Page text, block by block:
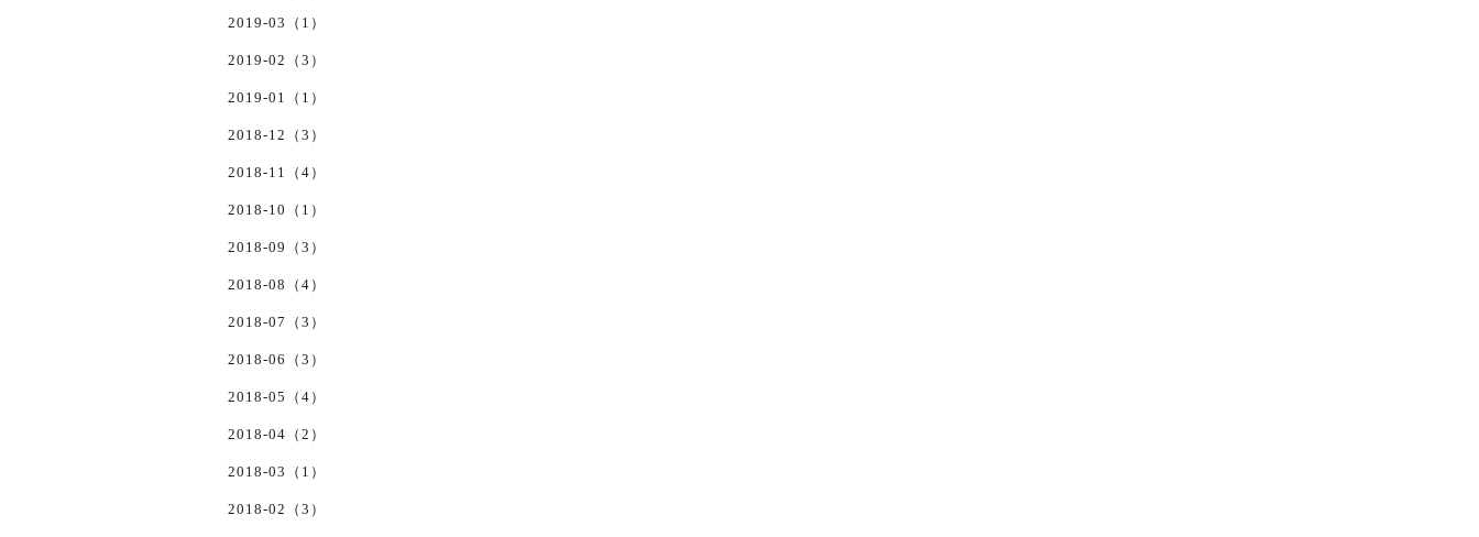
2019-03（1）
2019-02（3）
2019-01（1）
2018-12（3）
2018-11（4）
2018-10（1）
2018-09（3）
2018-08（4）
2018-07（3）
2018-06（3）
2018-05（4）
2018-04（2）
2018-03（1）
2018-02（3）